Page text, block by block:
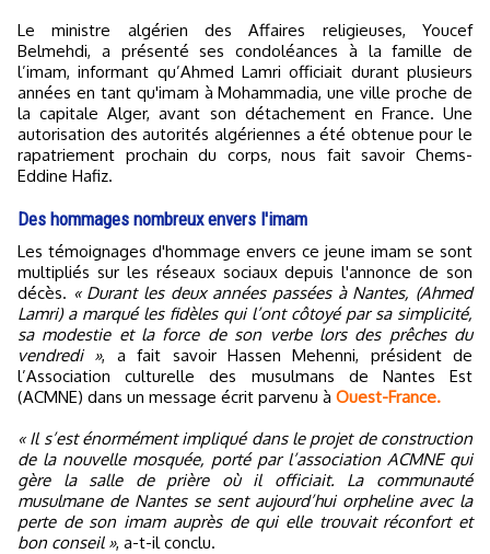
Le ministre algérien des Affaires religieuses, Youcef
Belmehdi, a présenté ses condoléances à la famille de
l’imam, informant qu’Ahmed Lamri officiait durant plusieurs
années en tant qu'imam à Mohammadia, une ville proche de
la capitale Alger, avant son détachement en France. Une
autorisation des autorités algériennes a été obtenue pour le
rapatriement prochain du corps, nous fait savoir Chems-
Eddine Hafiz.
Des hommages nombreux envers l'imam
Les témoignages d'hommage envers ce jeune imam se sont
multipliés sur les réseaux sociaux depuis l'annonce de son
décès. « Durant les deux années passées à Nantes, (Ahmed
Lamri) a marqué les fidèles qui l’ont côtoyé par sa simplicité,
sa modestie et la force de son verbe lors des prêches du
vendredi », a fait savoir Hassen Mehenni, président de
l’Association culturelle des musulmans de Nantes Est
(ACMNE) dans un message écrit parvenu à Ouest-France.
« Il s’est énormément impliqué dans le projet de construction
de la nouvelle mosquée, porté par l’association ACMNE qui
gère la salle de prière où il officiait. La communauté
musulmane de Nantes se sent aujourd’hui orpheline avec la
perte de son imam auprès de qui elle trouvait réconfort et
bon conseil », a-t-il conclu.